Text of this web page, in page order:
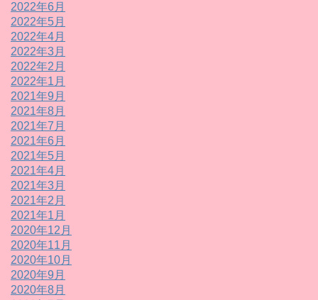
2022年6月
2022年5月
2022年4月
2022年3月
2022年2月
2022年1月
2021年9月
2021年8月
2021年7月
2021年6月
2021年5月
2021年4月
2021年3月
2021年2月
2021年1月
2020年12月
2020年11月
2020年10月
2020年9月
2020年8月